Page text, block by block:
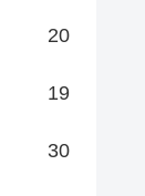
20
19
30